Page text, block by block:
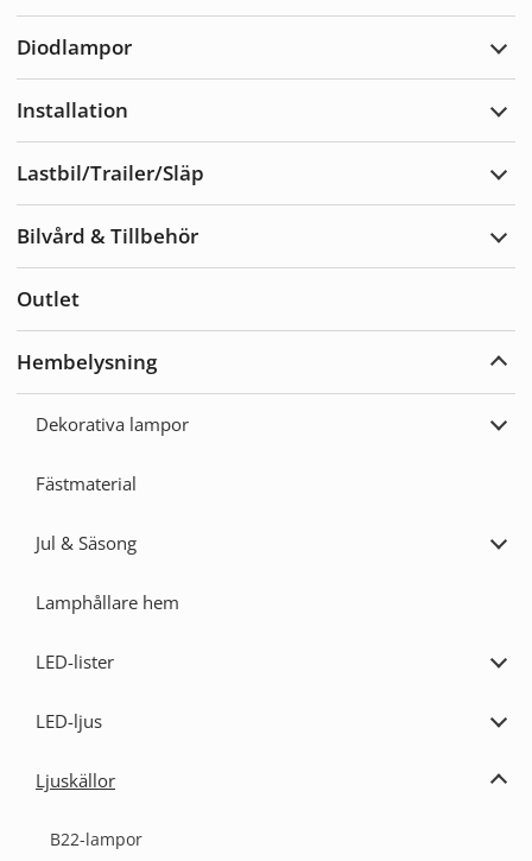
Diodlampor
Installation
Lastbil/Trailer/Släp
Bilvård & Tillbehör
Outlet
Hembelysning
Dekorativa lampor
Fästmaterial
Jul & Säsong
Lamphållare hem
LED-lister
LED-ljus
Ljuskällor
B22-lampor